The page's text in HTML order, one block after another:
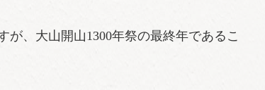
、大山開山1300年祭の最終年であるこ